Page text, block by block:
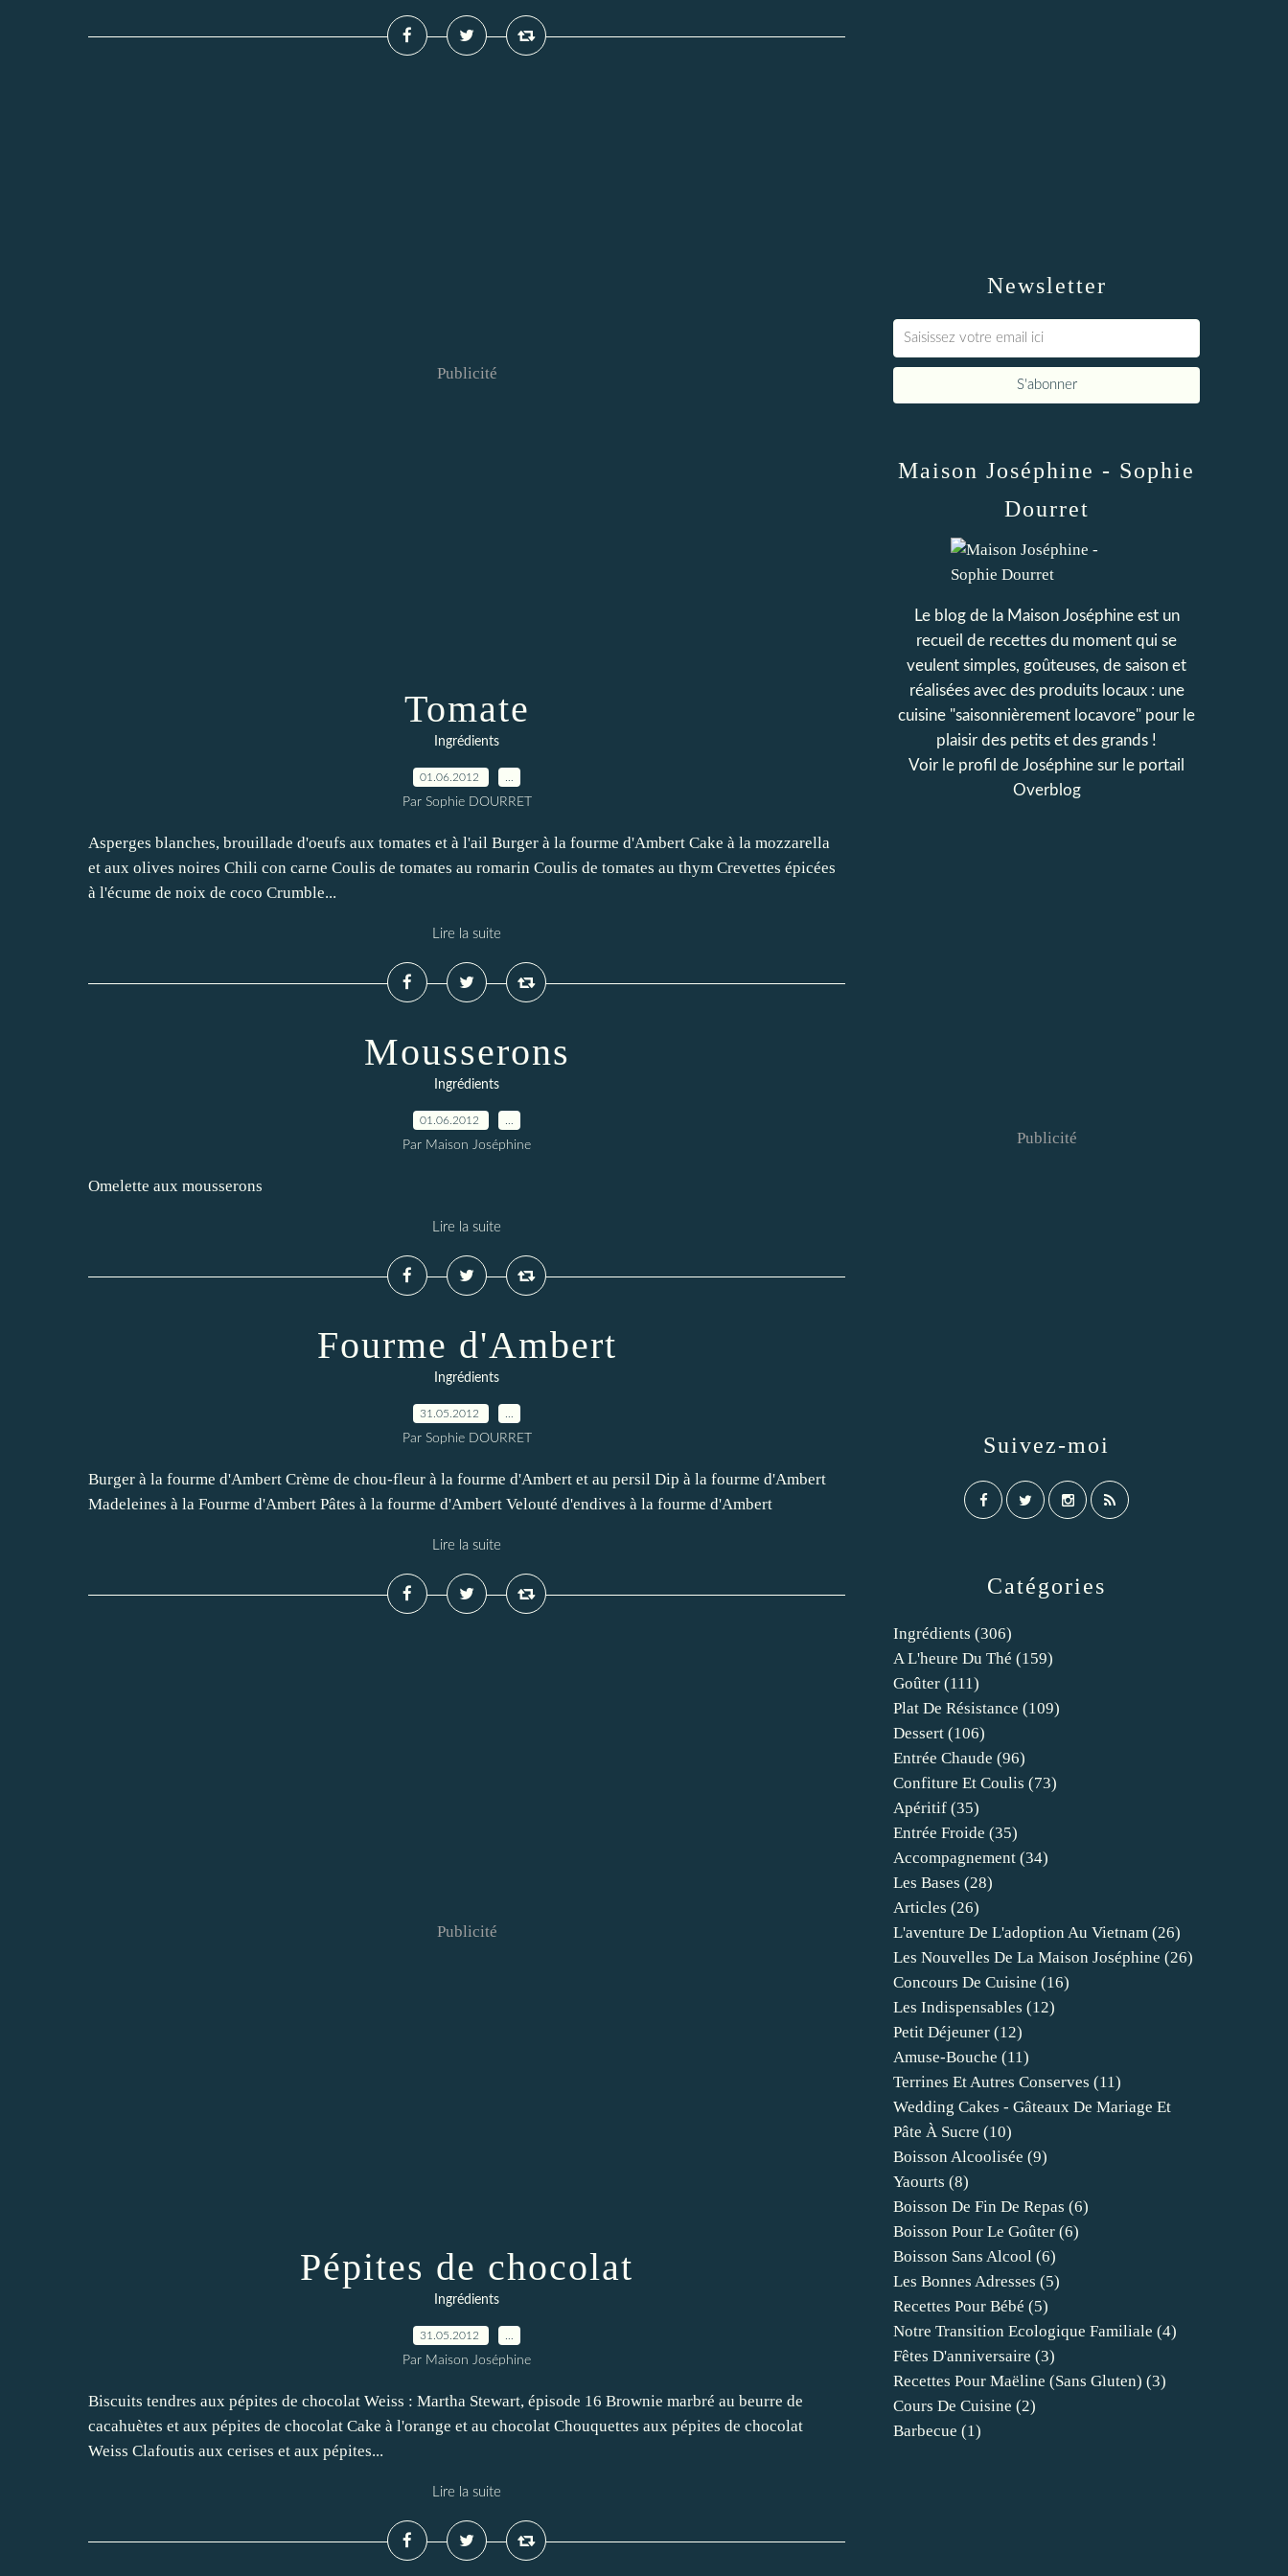
Publicité
Tomate
Ingrédients
01.06.2012
Par Sophie DOURRET
Asperges blanches, brouillade d'oeufs aux tomates et à l'ail Burger à la fourme d'Ambert Cake à la mozzarella
et aux olives noires Chili con carne Coulis de tomates au romarin Coulis de tomates au thym Crevettes épicées
à l'écume de noix de coco Crumble...
Lire la suite
Mousserons
Ingrédients
01.06.2012
Par Maison Joséphine
Omelette aux mousserons
Lire la suite
Fourme d'Ambert
Ingrédients
31.05.2012
Par Sophie DOURRET
Burger à la fourme d'Ambert Crème de chou-fleur à la fourme d'Ambert et au persil Dip à la fourme d'Ambert
Madeleines à la Fourme d'Ambert Pâtes à la fourme d'Ambert Velouté d'endives à la fourme d'Ambert
Lire la suite
Publicité
Pépites de chocolat
Ingrédients
31.05.2012
Par Maison Joséphine
Biscuits tendres aux pépites de chocolat Weiss : Martha Stewart, épisode 16 Brownie marbré au beurre de
cacahuètes et aux pépites de chocolat Cake à l'orange et au chocolat Chouquettes aux pépites de chocolat
Weiss Clafoutis aux cerises et aux pépites...
Lire la suite
Newsletter
Catégories
Ingrédients (306)
A L'heure Du Thé (159)
Goûter (111)
Plat De Résistance (109)
Dessert (106)
Entrée Chaude (96)
Confiture Et Coulis (73)
Apéritif (35)
Entrée Froide (35)
Accompagnement (34)
Les Bases (28)
Articles (26)
L'aventure De L'adoption Au Vietnam (26)
Les Nouvelles De La Maison Joséphine (26)
Concours De Cuisine (16)
Les Indispensables (12)
Petit Déjeuner (12)
Amuse-Bouche (11)
Terrines Et Autres Conserves (11)
Wedding Cakes - Gâteaux De Mariage Et
Pâte À Sucre (10)
Boisson Alcoolisée (9)
Yaourts (8)
Boisson De Fin De Repas (6)
Boisson Pour Le Goûter (6)
Boisson Sans Alcool (6)
Les Bonnes Adresses (5)
Recettes Pour Bébé (5)
Notre Transition Ecologique Familiale (4)
Fêtes D'anniversaire (3)
Recettes Pour Maëline (sans Gluten) (3)
Cours De Cuisine (2)
Barbecue (1)
Maison Joséphine - Sophie
Dourret
Le blog de la Maison Joséphine est un
recueil de recettes du moment qui se
veulent simples, goûteuses, de saison et
réalisées avec des produits locaux : une
cuisine "saisonnièrement locavore" pour le
plaisir des petits et des grands !
Voir le profil de Joséphine sur le portail
Overblog
Suivez-moi
Publicité